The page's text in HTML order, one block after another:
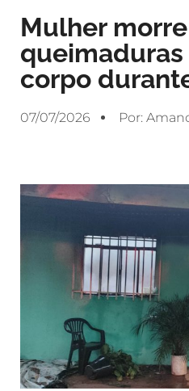
Mulher
queimaduras
corpo
07/07/2026 Por: